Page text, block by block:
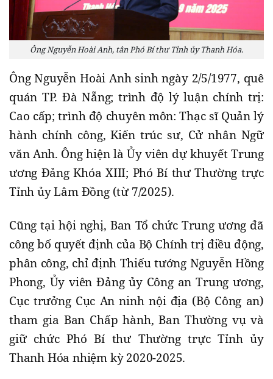
Ông Nguyễn Hoài Anh, tân Phó Bí thư Tỉnh ủy Thanh Hóa.
Ông Nguyễn Hoài Anh sinh ngày 2/5/1977, quê
quán TP. Đà Nẵng; trình độ lý luận chính trị:
Cao cấp; trình độ chuyên môn: Thạc sĩ Quản lý
hành chính công, Kiến trúc sư, Cử nhân Ngữ
văn Anh. Ông hiện là Ủy viên dự khuyết Trung
ương Đảng Khóa XIII; Phó Bí thư Thường trực
Tỉnh ủy Lâm Đồng (từ 7/2025).
Cũng tại hội nghị, Ban Tổ chức Trung ương đã
công bố quyết định của Bộ Chính trị điều động,
phân công, chỉ định Thiếu tướng Nguyễn Hồng
Phong, Ủy viên Đảng ủy Công an Trung ương,
Cục trưởng Cục An ninh nội địa (Bộ Công an)
tham gia Ban Chấp hành, Ban Thường vụ và
giữ chức Phó Bí thư Thường trực Tỉnh ủy
Thanh Hóa nhiệm kỳ 2020-2025.